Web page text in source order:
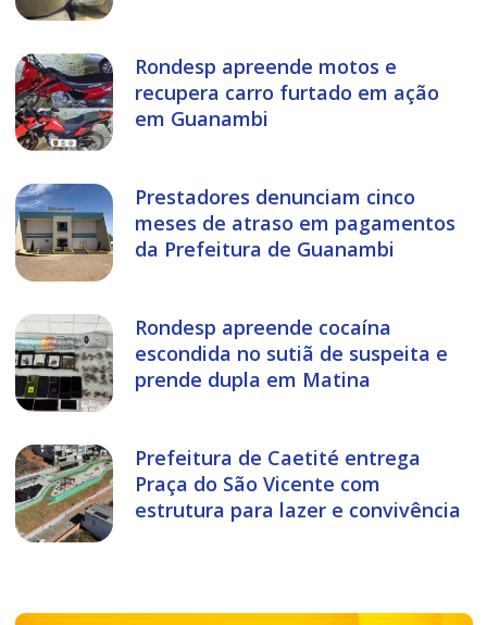
Rondesp apreende motos e
recupera carro furtado em ação
em Guanambi
Prestadores denunciam cinco
meses de atraso em pagamentos
da Prefeitura de Guanambi
Rondesp apreende cocaína
escondida no sutiã de suspeita e
prende dupla em Matina
Prefeitura de Caetité entrega
Praça do São Vicente com
estrutura para lazer e convivência